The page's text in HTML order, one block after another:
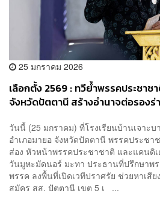
25 มกราคม 2026
เลือกตั้ง 2569 : ทวีย้ำพรรคประชาช
จังหวัดปัตตานี สร้างอำนาจต่อรอง
วันนี้ (25 มกราคม) ที่โรงเรียนบ้านเจาะ
อำเภอมายอ จังหวัดปัตตานี พรรคประช
ส่อง หัวหน้าพรรคประชาชาติ และแคนดิ
วันมูหะมัดนอร์ มะทา ประธานที่ปรึกษาพ
พรรค ลงพื้นที่เปิดเวทีปราศรัย ช่วยหาเ
สมัคร สส. ปัตตานี เขต 5 เ ...